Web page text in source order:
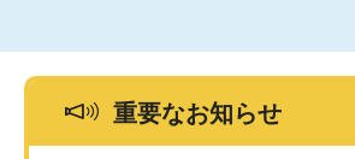
重要なお知らせ